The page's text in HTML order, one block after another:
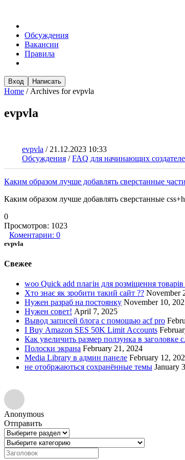
Обсуждения
Вакансии
Правила
Вход Написать
Home / Archives for evpvla
evpvla
evpvla / 21.12.2023 10:33
Обсуждения /FAQ для начинающих
Каким образом лучше добавлять сверстанные
Каким образом лучше добавлять сверстанные
0
Просмотров: 1023
Коментарии: 0
evpvla
Свежее
woo Quick add плагін для розміщення
Хто знає як зробити такий сайт ?? November
Нужен разраб на постоянку November 10,
Нужен совет! April 7, 2025
Вывод записей блога с помощью acf pro
I Buy Amazon SES 50K Limit Accounts
Как увеличить размер ползунка в заголовке
Полоски экрана February 21, 2024
Media Library в админ панеле February 12,
не отобржаються сохранённые темы January
Anonymous
Отправить